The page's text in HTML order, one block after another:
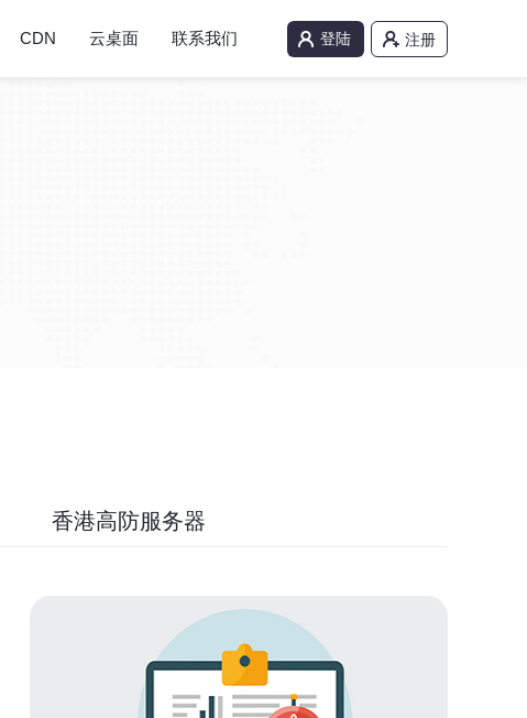
CDN 云桌面 联系我们 登陆 注册
香港高防服务器